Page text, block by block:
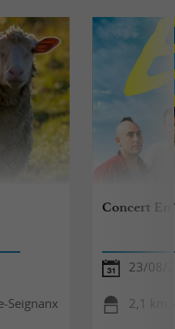
Seignanx
Concert
23/08/
2,1 km